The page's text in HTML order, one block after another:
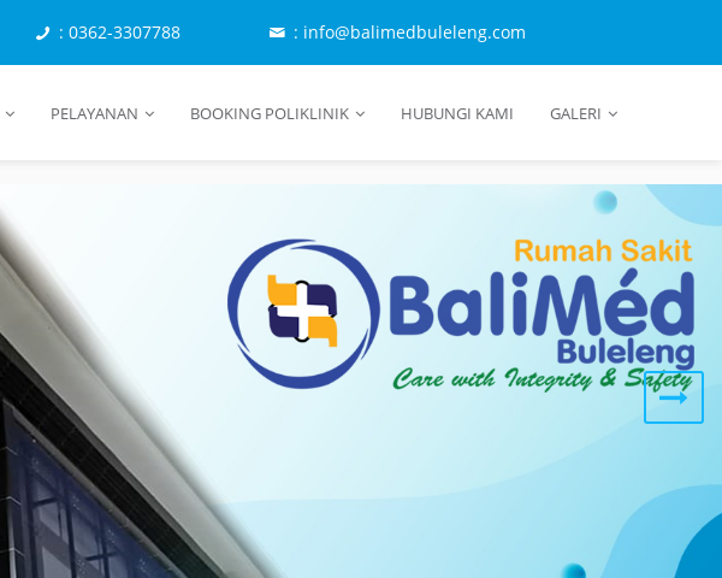
: 0362-3307788 : info@balimedbuleleng.com
PELAYANAN BOOKING POLIKLINIK HUBUNGI KAMI GALERI